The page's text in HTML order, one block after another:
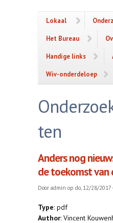
Lokaal
Het Bureau
Handige links
Wiv-onderdeloep
ten
Anders nog
de toekomst van
Door admin op do, 12/28/2017
Type: pdf
Author: Vincent